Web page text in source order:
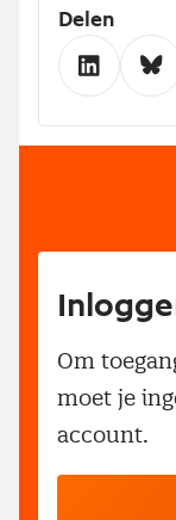
Delen
Om
moet je
account.